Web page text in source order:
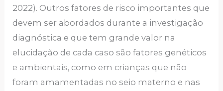
2022). Outros fatores de risco importantes que
devem ser abordados durante a investigação
diagnóstica e que tem grande valor na
elucidação de cada caso são fatores genéticos
e ambientais, como em crianças que não
foram amamentadas no seio materno e nas